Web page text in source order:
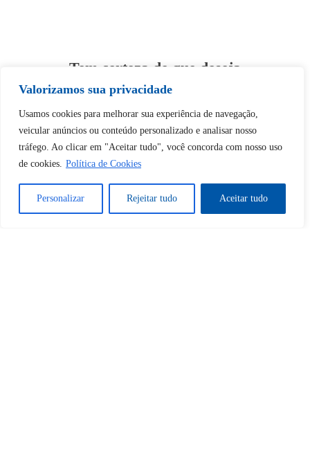
Valorizamos sua privacidade
Usamos cookies para melhorar sua experiência de navegação,
veicular anúncios ou conteúdo personalizado e analisar nosso
tráfego. Ao clicar em "Aceitar tudo", você concorda com nosso uso
de cookies. Política de Cookies
Personalizar Rejeitar tudo Aceitar tudo
Tem certeza de que deseja
desbloquear esta publicação?
Desbloquear esquerda : 0
Sim